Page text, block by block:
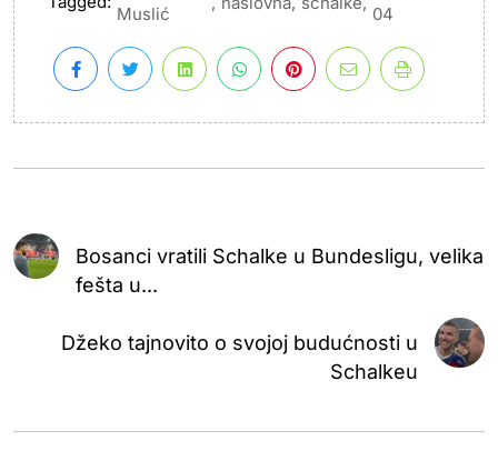
Muslić
04
Bosanci vratili Schalke u Bundesligu, velika
fešta u...
Džeko tajnovito o svojoj budućnosti u
Schalkeu